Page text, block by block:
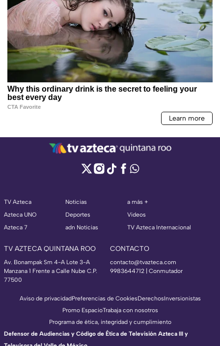
TV Azteca
Azteca UNO
Azteca 7
Noticias
Deportes
adn Noticias
a más +
Videos
TV Azteca Internacional
TV AZTECA QUINTANA ROO
Av. Bonampak Sm 4-A Lote 3-A
Manzana 1 Frente a Calle Nube C.P.
77500
CONTACTO
contacto@tvazteca.com
9983644712 | Conmutador
Aviso de privacidadPreferencias de CookiesDerechosInversionistas
Promo EspacioTrabaja con nosotros
Programa de ética, integridad y cumplimiento
Defensor de Audiencias y Código de Ética de Televisión Azteca III y